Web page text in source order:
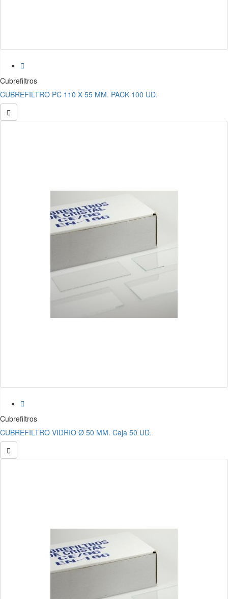

Cubrefiltros
CUBREFILTRO PC 110 X 55 MM. PACK 100 UD.


Cubrefiltros
CUBREFILTRO VIDRIO Ø 50 MM. Caja 50 UD.
